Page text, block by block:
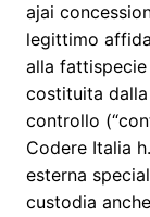
ajai
legittimo
alla
costituita
controllo
Codere Italia
esterna
custodia